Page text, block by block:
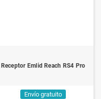
Receptor Emlid Reach RS4 Pro
Envío gratuito